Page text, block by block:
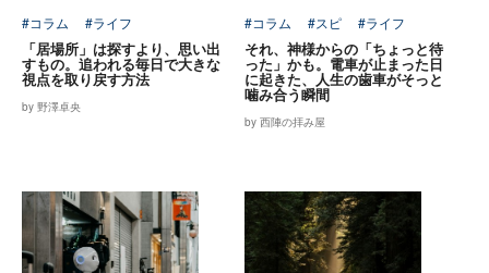
#コラム #ライフ
「居場所」は探すより、思い出
すもの。追われる毎日で大きな
視点を取り戻す方法
by 野澤卓央
#コラム #スピ #ライフ
それ、神様からの「ちょっと待
った」かも。電車が止まった日
に起きた、人生の歯車がそっと
噛み合う瞬間
by 西陣の拝み屋